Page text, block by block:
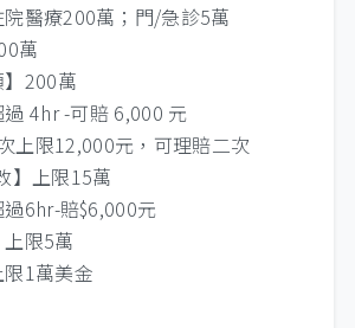
院醫療200萬；門/急診5萬
萬
】200萬
過 4hr -可賠 6,000 元
元，可理賠二次
】上限15萬
過6hr-賠$6,000元
上限5萬
限1萬美金